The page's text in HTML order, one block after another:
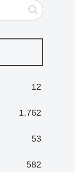
12
1,762
53
582